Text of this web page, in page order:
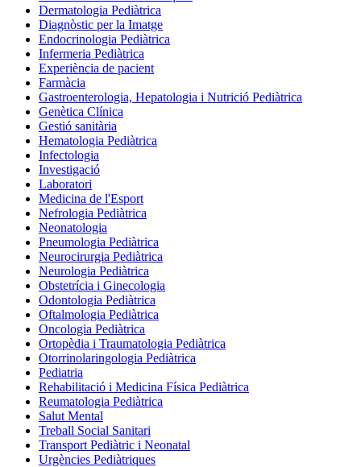
Dermatologia Pediàtrica
Diagnòstic per la Imatge
Endocrinologia Pediàtrica
Infermeria Pediàtrica
Experiència de pacient
Farmàcia
Gastroenterologia, Hepatologia i Nutrició Pediàtrica
Genètica Clínica
Gestió sanitària
Hematologia Pediàtrica
Infectologia
Investigació
Laboratori
Medicina de l'Esport
Nefrologia Pediàtrica
Neonatologia
Pneumologia Pediàtrica
Neurocirurgia Pediàtrica
Neurologia Pediàtrica
Obstetrícia i Ginecologia
Odontologia Pediàtrica
Oftalmologia Pediàtrica
Oncologia Pediàtrica
Ortopèdia i Traumatologia Pediàtrica
Otorrinolaringologia Pediàtrica
Pediatria
Rehabilitació i Medicina Física Pediàtrica
Reumatologia Pediàtrica
Salut Mental
Treball Social Sanitari
Transport Pediàtric i Neonatal
Urgències Pediàtriques